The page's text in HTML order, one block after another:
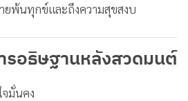
ยพ้นทุกข์และถึงความสุขสงบ
รอธิษฐานหลังสวดมนต์
มั่นคง